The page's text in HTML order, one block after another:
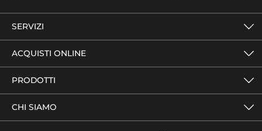
SERVIZI
ACQUISTI ONLINE
PRODOTTI
CHI SIAMO